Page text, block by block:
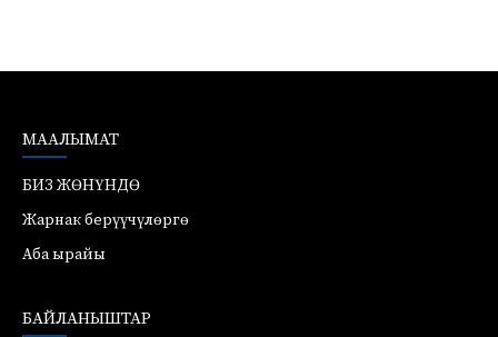
МААЛЫМАТ
БИЗ ЖӨНҮНДӨ
Жарнак берүүчүлөргө
Аба ырайы
БАЙЛАНЫШТАР